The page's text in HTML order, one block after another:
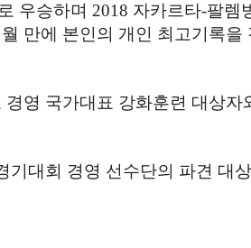
우승하며2018 자카르타-팔렘
만에 본인의 개인 최고기록을
경영 국가대표 강화훈련 대상자
기대회 경영 선수단의 파견 대